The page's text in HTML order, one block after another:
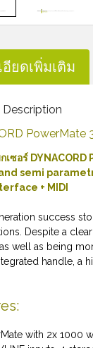
อียดเพิ่มเติม
Description
PowerMate
กเซอร์
semi
+ MIDI
success
Despite a
well as being
handle, a
with 2x 1000